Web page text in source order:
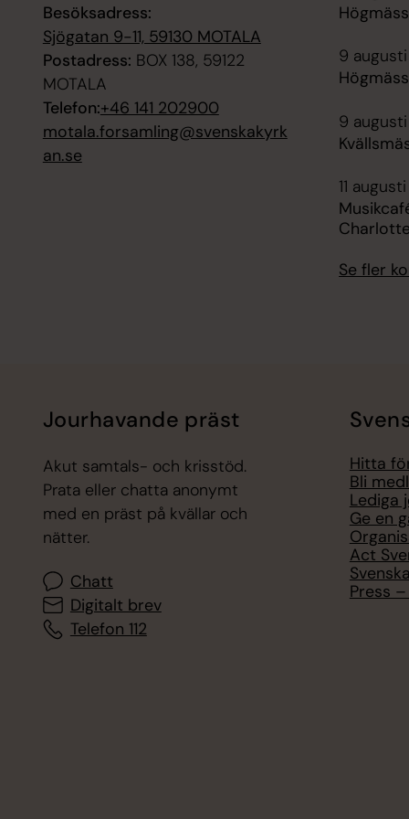
Besöksadress:
Sjögatan 9-11, 59130 MOTALA
Postadress: BOX 138, 59122
MOTALA
Telefon:+46 141 202900
motala.forsamling@svenskakyrk
an.se
9 augusti
9
11
Se fler
Jourhavande präst
Akut samtals- och krisstöd.
Prata eller chatta anonymt
med en präst på kvällar och
nätter.
Chatt
Digitalt brev
Telefon 112
Hitta
Bli
Lediga
Ge en
Act
Press